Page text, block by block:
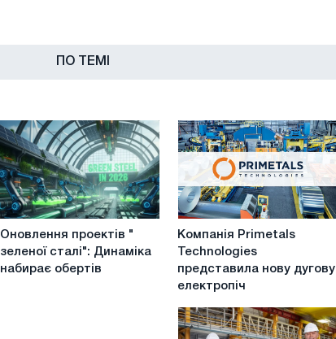
ПО ТЕМІ
Оновлення
проектів
зеленої
Оновлення проектів "
зеленої сталі": Динаміка
набирає обертів
Компанія
Primetals
Technologies
представила
дугову
електропіч
Компанія Primetals
Technologies
представила нову дугову
електропіч